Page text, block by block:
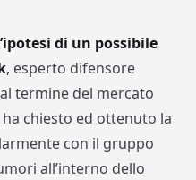
di un possibile
, esperto difensore
termine del mercato
chiesto ed ottenuto la
con il gruppo
all’interno dello